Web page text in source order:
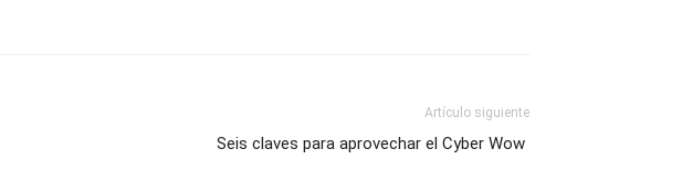
Artículo siguiente
Seis claves para aprovechar el Cyber Wow